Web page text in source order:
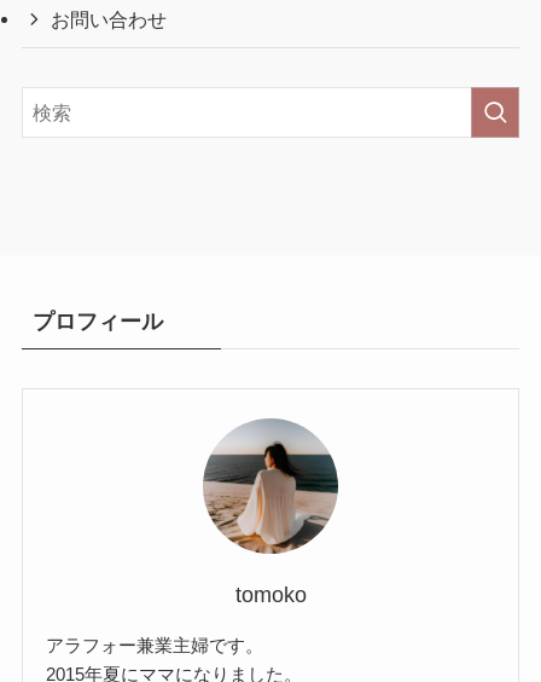
お問い合わせ
プロフィール
tomoko
アラフォー兼業主婦です。
2015年夏にママになりました。